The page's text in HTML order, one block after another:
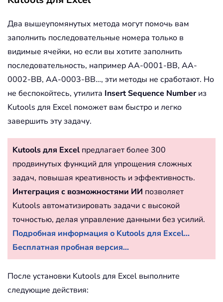
Два вышеупомянутых метода могут помочь вам
заполнить последовательные номера только в
видимые ячейки, но если вы хотите заполнить
последовательность, например AA-0001-BB, AA-
0002-BB, AA-0003-BB…, эти методы не сработают. Но
не беспокойтесь, утилита Insert Sequence Numberиз
Kutools для Excel поможет вам быстро и легко
завершить эту задачу.
Kutools для Excel предлагает более 300
продвинутых функций для упрощения сложных
задач, повышая креативность и эффективность.
Интеграция с возможностями ИИ позволяет
Kutools автоматизировать задачи с высокой
точностью, делая управление данными без усилий.
Подробная информация о Kutools для Excel...
Бесплатная пробная версия...
После установки Kutools для Excel выполните
следующие действия: